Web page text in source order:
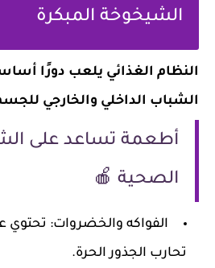
الشيخوخة المبكرة
النظام الغذائي يلعب دورًا
الشباب الداخلي والخارجي
أطعمة تساعد على
الصحية 🍎
الفواكه والخضروات:
تحارب الجذور الحرة.